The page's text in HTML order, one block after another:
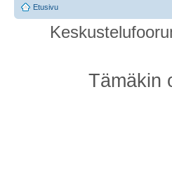
Etusivu
Tämäkin